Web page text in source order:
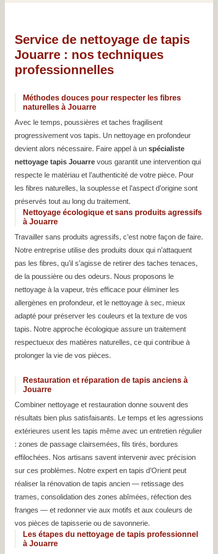
Service de nettoyage de tapis
Jouarre : nos techniques
professionnelles
Méthodes douces pour respecter les fibres
naturelles à Jouarre
Avec le temps, poussières et taches fragilisent
progressivement vos tapis. Un nettoyage en profondeur
devient alors nécessaire. Faire appel à un spécialiste
nettoyage tapis Jouarre vous garantit une intervention qui
respecte le matériau et l’authenticité de votre pièce. Pour
les fibres naturelles, la souplesse et l’aspect d’origine sont
préservés tout au long du traitement.
Nettoyage écologique et sans produits agressifs
à Jouarre
Travailler sans produits agressifs, c’est notre façon de faire.
Notre entreprise utilise des produits doux qui n’attaquent
pas les fibres, qu’il s’agisse de retirer des taches tenaces,
de la poussière ou des odeurs. Nous proposons le
nettoyage à la vapeur, très efficace pour éliminer les
allergènes en profondeur, et le nettoyage à sec, mieux
adapté pour préserver les couleurs et la texture de vos
tapis. Notre approche écologique assure un traitement
respectueux des matières naturelles, ce qui contribue à
prolonger la vie de vos pièces.
Restauration et réparation de tapis anciens à
Jouarre
Combiner nettoyage et restauration donne souvent des
résultats bien plus satisfaisants. Le temps et les agressions
extérieures usent les tapis même avec un entretien régulier
: zones de passage clairsemées, fils tirés, bordures
effilochées. Nos artisans savent intervenir avec précision
sur ces problèmes. Notre expert en tapis d’Orient peut
réaliser la rénovation de tapis ancien — retissage des
trames, consolidation des zones abîmées, réfection des
franges — et redonner vie aux motifs et aux couleurs de
vos pièces de tapisserie ou de savonnerie.
Les étapes du nettoyage de tapis professionnel
à Jouarre